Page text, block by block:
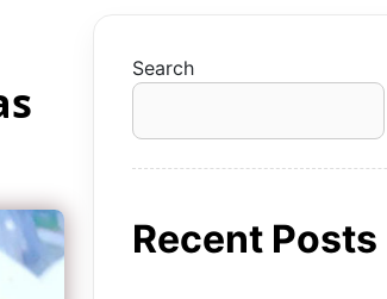
Search
Recent Posts